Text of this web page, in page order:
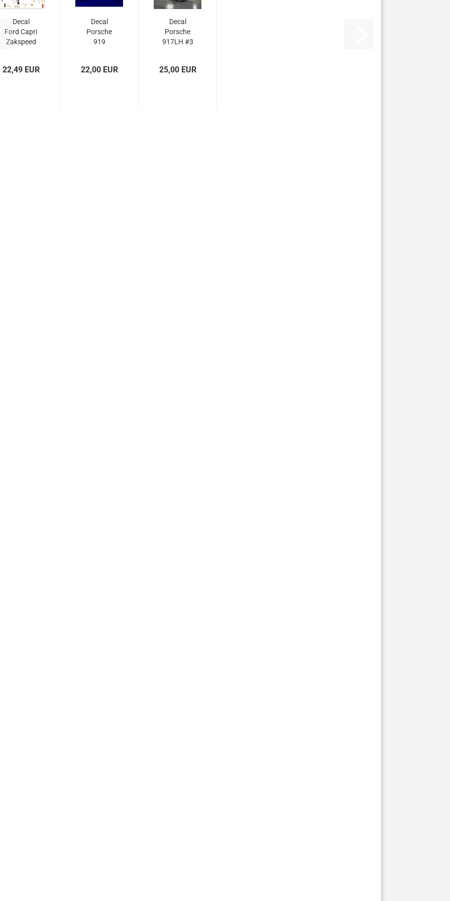
Decal
Ford Capri
Zakspeed
22,49 EUR
Decal
Porsche
919
22,00 EUR
Decal
Porsche
917LH #3
25,00 EUR